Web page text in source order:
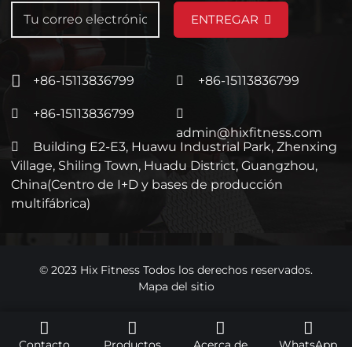
ENTREGAR
+86-15113836799 +86-15113836799
+86-15113836799
admin@hixfitness.com
Building E2-E3, Huawu Industrial Park, Zhenxing
Village, Shiling Town, Huadu District, Guangzhou,
China(Centro de I+D y bases de producción
multifábrica)
© 2023 Hix Fitness Todos los derechos reservados.
Mapa del sitio